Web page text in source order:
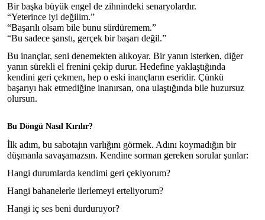
Bir başka büyük engel de zihnindeki senaryolardır.
“Yeterince iyi değilim.”
“Başarılı olsam bile bunu sürdüremem.”
“Bu sadece şanstı, gerçek bir başarı değil.”
Bu inançlar, seni denemekten alıkoyar. Bir yanın isterken, diğer
yanın sürekli el frenini çekip durur. Hedefine yaklaştığında
kendini geri çekmen, hep o eski inançların eseridir. Çünkü
başarıyı hak etmediğine inanırsan, ona ulaştığında bile huzursuz
olursun.
Bu Döngü Nasıl Kırılır?
İlk adım, bu sabotajın varlığını görmek. Adını koymadığın bir
düşmanla savaşamazsın. Kendine sorman gereken sorular şunlar:
Hangi durumlarda kendimi geri çekiyorum?
Hangi bahanelerle ilerlemeyi erteliyorum?
Hangi iç ses beni durduruyor?